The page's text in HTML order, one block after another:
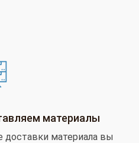
материалы
доставки материала вы